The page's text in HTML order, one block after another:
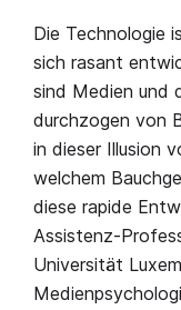
Die Technologie
sich rasant
sind Medien und
durchzogen von
in dieser Illusion
welchem
diese rapide
Assistenz-
Universität